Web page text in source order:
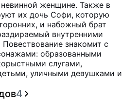
женщине. Также в
их дочь Софи, которую
и набожный брат
внутренними
знакомит с
образованными
слугами,
уличными девушками и
4